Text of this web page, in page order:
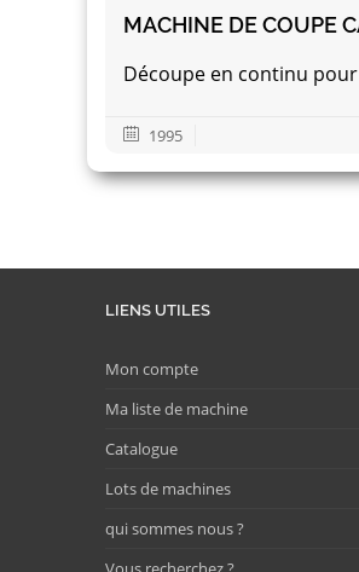
Découpe en continu pour
1995
LIENS UTILES
Mon compte
Ma liste de machine
Catalogue
Lots de machines
qui sommes nous ?